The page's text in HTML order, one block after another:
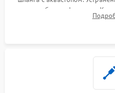
патрубках и фильтрах.
управления,